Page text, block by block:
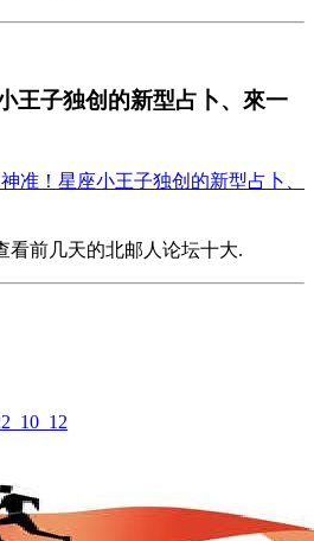
王子独创的新型占卜、來一
神准！星座小王子独创的新型占卜、
看前几天的北邮人论坛十大.